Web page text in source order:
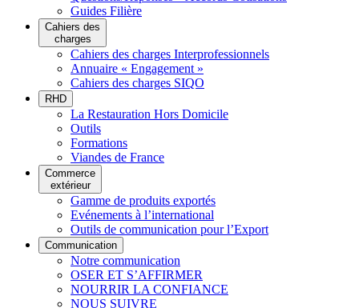
Guides Filière
Cahiers des
charges
Cahiers des charges Interprofessionnels
Annuaire « Engagement »
Cahiers des charges SIQO
RHD
La Restauration Hors Domicile
Outils
Formations
Viandes de France
Commerce
extérieur
Gamme de produits exportés
Evénements à l’international
Outils de communication pour l’Export
Communication
Notre communication
OSER ET S’AFFIRMER
NOURRIR LA CONFIANCE
NOUS SUIVRE